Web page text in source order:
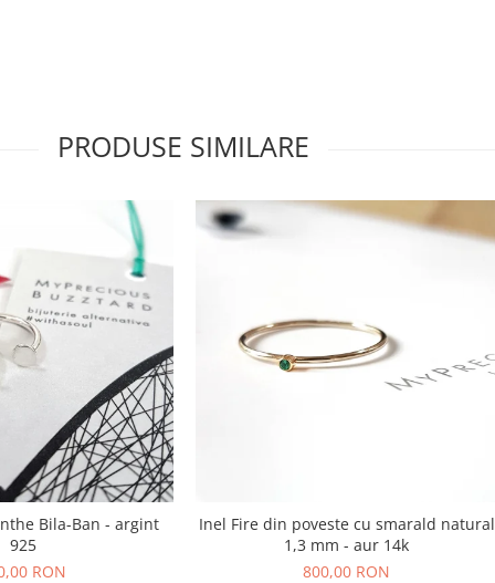
PRODUSE SIMILARE
Bila-Ban - argint
925
RON
Inel Fire din poveste cu smarald natural
1,3 mm - aur 14k
800,00 RON